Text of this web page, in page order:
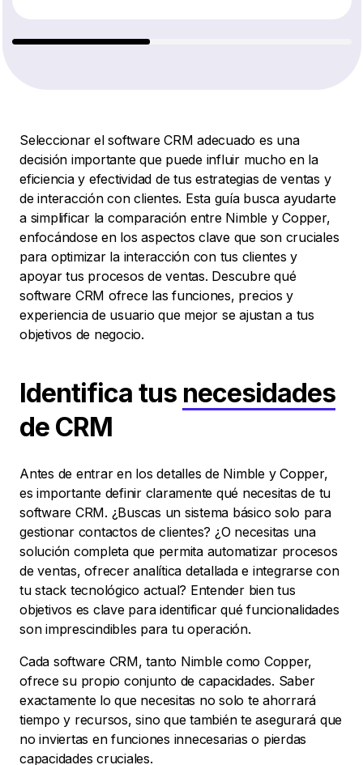
Seleccionar el software CRM adecuado es una
decisión importante que puede influir mucho en la
eficiencia y efectividad de tus estrategias de ventas y
de interacción con clientes. Esta guía busca ayudarte
a simplificar la comparación entre Nimble y Copper,
enfocándose en los aspectos clave que son cruciales
para optimizar la interacción con tus clientes y
apoyar tus procesos de ventas. Descubre qué
software CRM ofrece las funciones, precios y
experiencia de usuario que mejor se ajustan a tus
objetivos de negocio.
Identifica tus necesidades
de CRM
Antes de entrar en los detalles de Nimble y Copper,
es importante definir claramente qué necesitas de tu
software CRM. ¿Buscas un sistema básico solo para
gestionar contactos de clientes? ¿O necesitas una
solución completa que permita automatizar procesos
de ventas, ofrecer analítica detallada e integrarse con
tu stack tecnológico actual? Entender bien tus
objetivos es clave para identificar qué funcionalidades
son imprescindibles para tu operación.
Cada software CRM, tanto Nimble como Copper,
ofrece su propio conjunto de capacidades. Saber
exactamente lo que necesitas no solo te ahorrará
tiempo y recursos, sino que también te asegurará que
no inviertas en funciones innecesarias o pierdas
capacidades cruciales.